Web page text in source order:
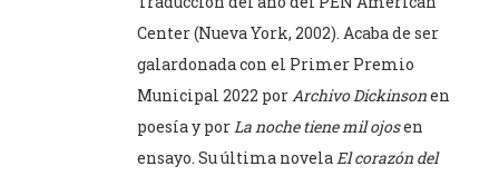
Center (Nueva York, 2002). Acaba de ser
galardonada con el Primer Premio
Municipal 2022 porArchivo Dickinsonen
poesía y porLa noche tiene mil ojosen
ensayo. Su última novelaEl corazón del